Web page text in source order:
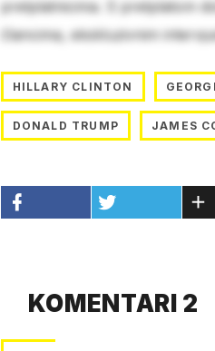
pretplatnicima. S pretplatom
člancima, ekskluzivnim
HILLARY CLINTON
DONALD TRUMP JAMES
KOMENTARI 2